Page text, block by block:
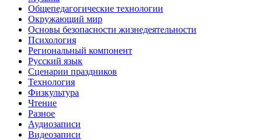
Общепедагогические технологии
Окружающий мир
Основы безопасности жизнедеятельности
Психология
Региональный компонент
Русский язык
Сценарии праздников
Технология
Физкультура
Чтение
Разное
Аудиозаписи
Видеозаписи